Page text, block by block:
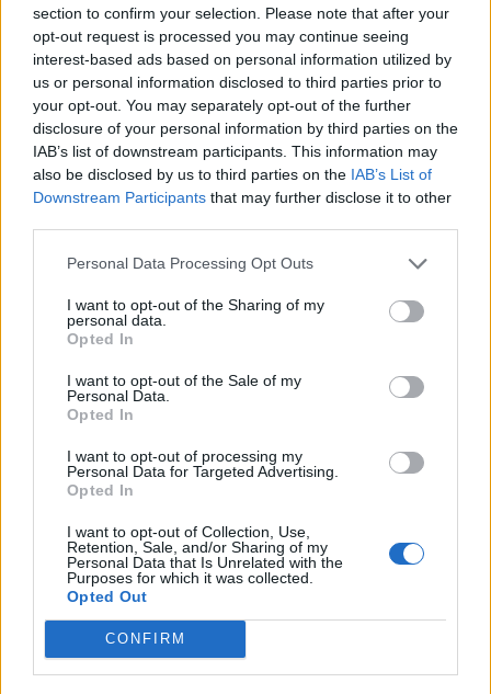
section to confirm your selection. Please note that after your
opt-out request is processed you may continue seeing
interest-based ads based on personal information utilized by
us or personal information disclosed to third parties prior to
your opt-out. You may separately opt-out of the further
disclosure of your personal information by third parties on the
IAB’s list of downstream participants. This information may
also be disclosed by us to third parties on the IAB’s List of
Downstream Participants that may further disclose it to other
Personal Data Processing Opt Outs
I want to opt-out of the Sharing of my
personal data.
Opted In
I want to opt-out of the Sale of my
Personal Data.
Opted In
I want to opt-out of processing my
Personal Data for Targeted Advertising.
Opted In
I want to opt-out of Collection, Use,
Retention, Sale, and/or Sharing of my
Personal Data that Is Unrelated with the
Purposes for which it was collected.
Opted Out
CONFIRM
Minka 10. rész
Minka 9. rész
Máltai kaland 7.
10 tanács, ha jobban akarod érezni magad
nyílik – Villa...
A családok, akik soha nem hagyták abba
várakozást – Ha egy...